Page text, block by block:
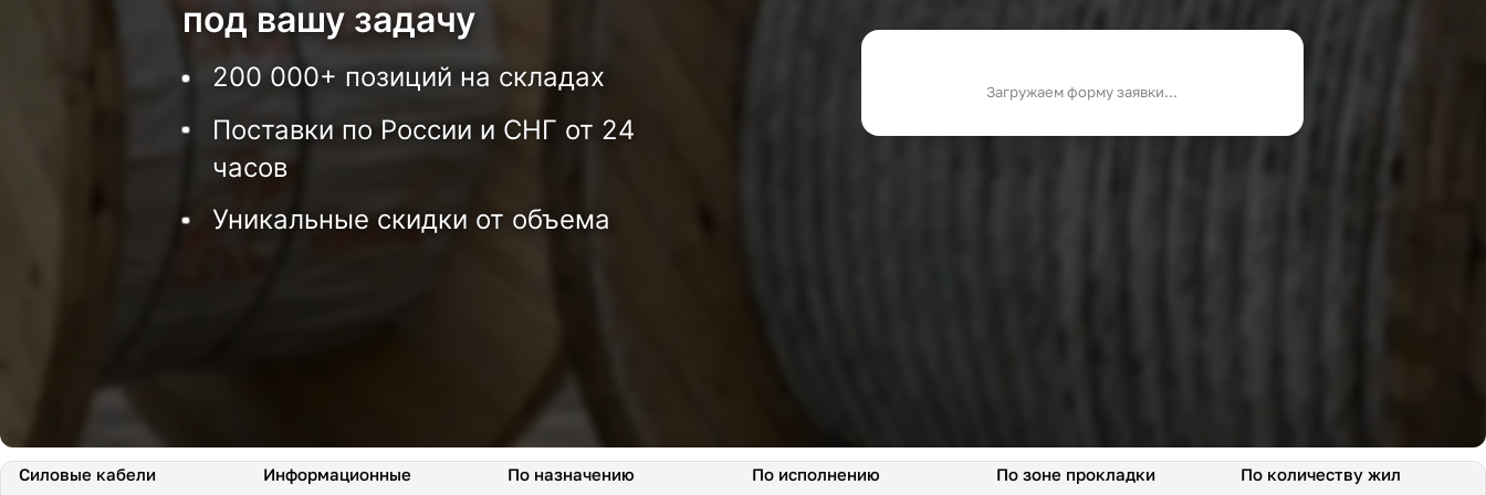
под вашу задачу
200 000+ позиций на складах
Поставки по России и СНГ от 24
часов
Уникальные скидки от объема
Загружаем форму заявки...
Силовые кабели Информационные По назначению По исполнению По зоне прокладки По количеству жил